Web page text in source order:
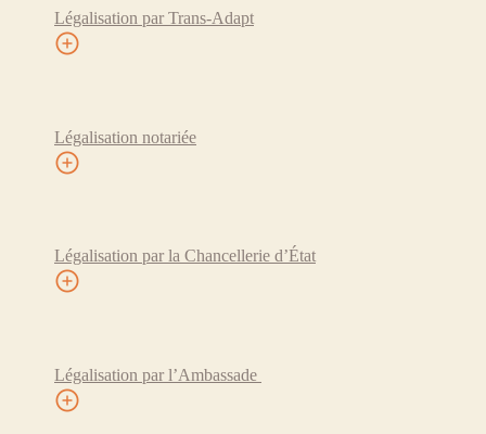
Légalisation par Trans-Adapt
Légalisation notariée
Légalisation par la Chancellerie d’État
Légalisation par l’Ambassade